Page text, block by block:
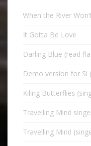
When the River
It Gotta Be Love
Darling Blue (read
Demo version for Si
Kiling Butterflies
Travelling Mind
Travelling Mind